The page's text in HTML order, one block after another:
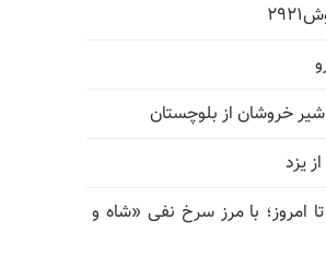
شیر خروشان از بلوچستان
یزد
امروز؛ با مرز سرخ نفی «شاه و